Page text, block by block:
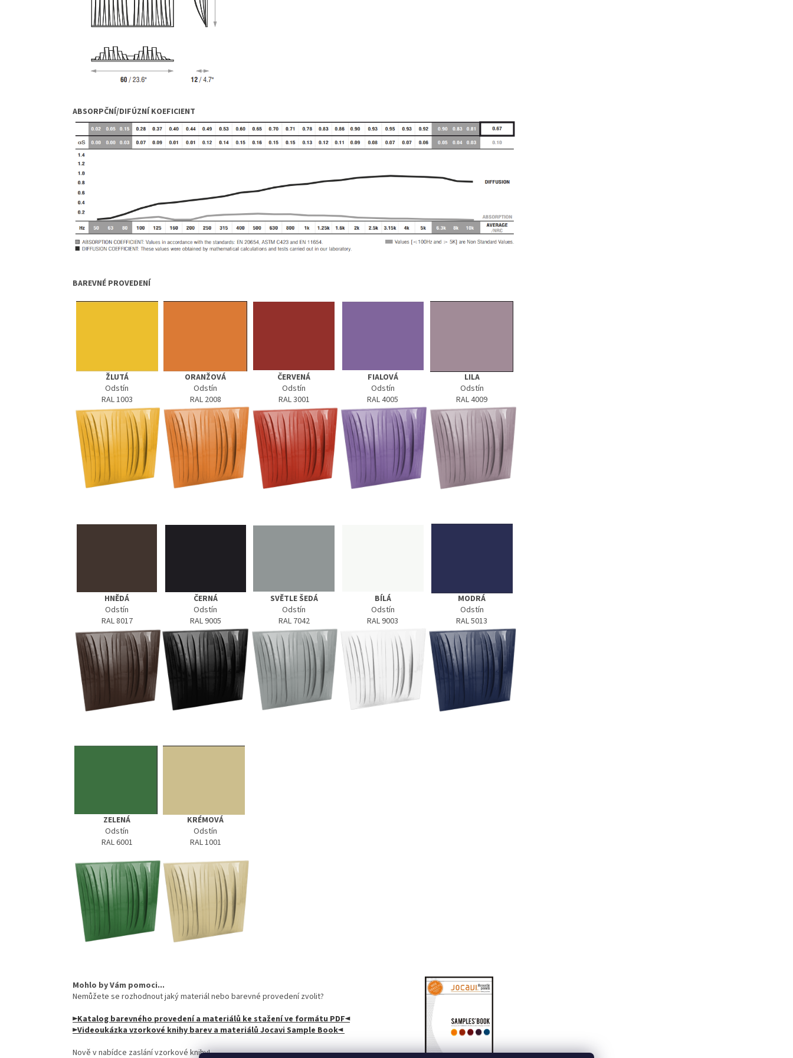
ABSORPČNÍ/DIFÚZNÍ KOEFICIENT
BAREVNÉ PROVEDENÍ
ŽLUTÁ
Odstín
RAL 1003
ORANŽOVÁ
Odstín
RAL 2008
ČERVENÁ
Odstín
RAL 3001
FIALOVÁ
Odstín
RAL 4005
LILA
Odstín
RAL 4009
HNĚDÁ
Odstín
RAL 8017
ČERNÁ
Odstín
RAL 9005
SVĚTLE ŠEDÁ
Odstín
RAL 7042
BÍLÁ
Odstín
RAL 9003
MODRÁ
Odstín
RAL 5013
ZELENÁ
Odstín
RAL 6001
KRÉMOVÁ
Odstín
RAL 1001
Mohlo by Vám pomoci...
Nemůžete se rozhodnout jaký materiál nebo barevné provedení zvolit?
►Katalog barevného provedení a materiálů ke stažení ve formátu PDF◄
►Videoukázka vzorkové knihy barev a materiálů Jocavi Sample Book◄
Nově v nabídce zaslání vzorkové knihy!